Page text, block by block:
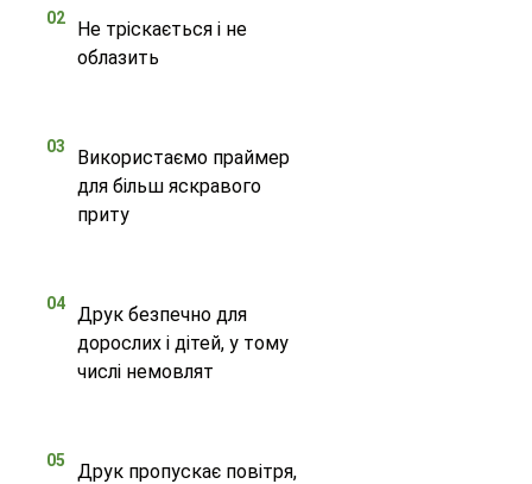
02
Не тріскається і не
облазить
03
Використаємо праймер
для більш яскравого
приту
04
Друк безпечно для
дорослих і дітей, у тому
числі немовлят
05
Друк пропускає повітря,